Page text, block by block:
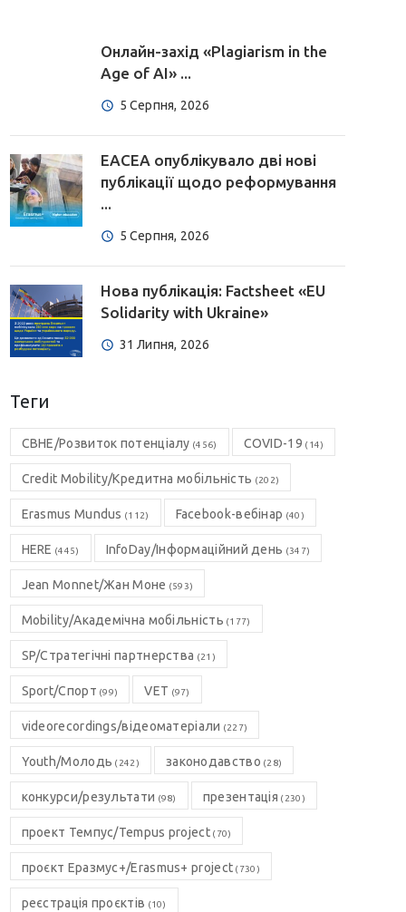
Онлайн-захід «Plagiarism in the
Age of AI» ...
5 Серпня, 2026
EACEA опублікувало дві нові
публікації щодо реформування
...
5 Серпня, 2026
Нова публікація: Factsheet «EU
Solidarity with Ukraine»
31 Липня, 2026
Теги
CBHE/Розвиток потенціалу (456) COVID-19 (14)
Credit Mobility/Кредитна мобільність (202)
Erasmus Mundus (112) Facebook-вебінар (40)
HERE (445) InfoDay/Інформаційний день (347)
Jean Monnet/Жан Моне (593)
Mobility/Академічна мобільність (177)
SP/Стратегічні партнерства (21)
Sport/Спорт (99) VET (97)
videorecordings/відеоматеріали (227)
Youth/Молодь (242) законодавство (28)
конкурси/результати (98) презентація (230)
проект Темпус/Tempus project(70)
проєкт Еразмус+/Erasmus+ project (730)
реєстрація проєктів (10)